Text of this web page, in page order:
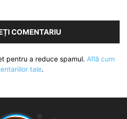
pentru a reduce spamul. Află cum
tale.